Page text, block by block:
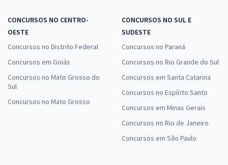
CONCURSOS NO CENTRO-
OESTE
Concursos no Distrito Federal
Concursos em Goiás
Concursos no Mato Grosso do
Sul
Concursos no Mato Grosso
CONCURSOS NO SUL E
SUDESTE
Concursos no Paraná
Concursos no Rio Grande do Sul
Concursos em Santa Catarina
Concursos no Espírito Santo
Concursos em Minas Gerais
Concursos no Rio de Janeiro
Concursos em São Paulo